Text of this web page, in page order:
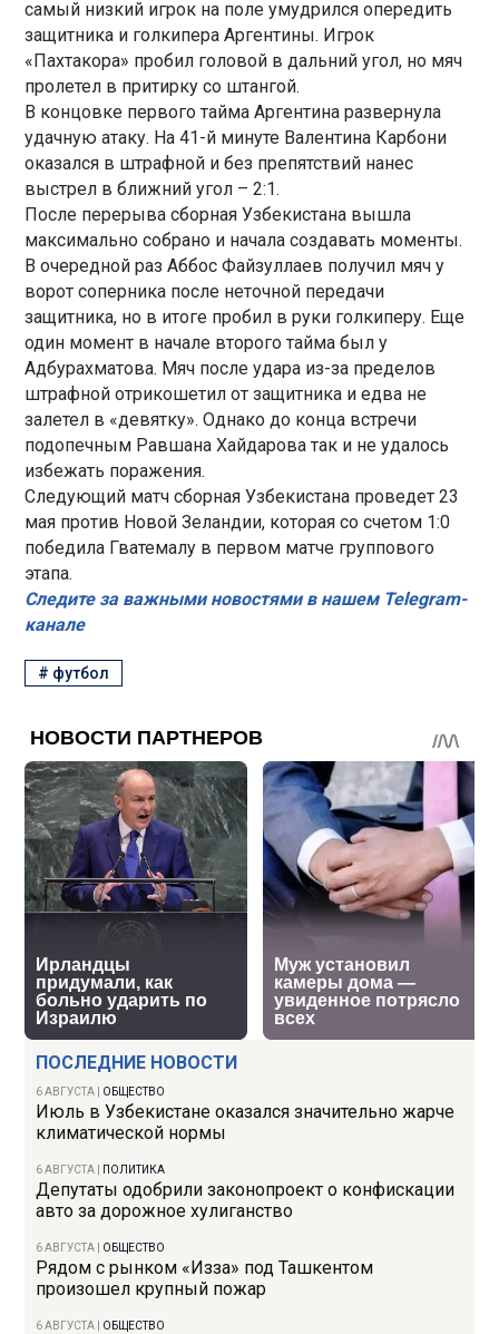
ПОСЛЕДНИЕ НОВОСТИ
6 АВГУСТА ОБЩЕСТВО
Июль в Узбекистане оказался значительно жарче
климатической нормы
6 АВГУСТА ПОЛИТИКА
Депутаты одобрили законопроект о конфискации
авто за дорожное хулиганство
6 АВГУСТА ОБЩЕСТВО
Рядом с рынком «Изза» под Ташкентом
произошел крупный пожар
6 АВГУСТА ОБЩЕСТВО
самый низкий игрок на поле умудрился опередить
защитника и голкипера Аргентины. Игрок
«Пахтакора» пробил головой в дальний угол, но мяч
пролетел в притирку со штангой.
В концовке первого тайма Аргентина развернула
удачную атаку. На 41-й минуте Валентина Карбони
оказался в штрафной и без препятствий нанес
выстрел в ближний угол – 2:1.
После перерыва сборная Узбекистана вышла
максимально собрано и начала создавать моменты.
В очередной раз Аббос Файзуллаев получил мяч у
ворот соперника после неточной передачи
защитника, но в итоге пробил в руки голкиперу. Еще
один момент в начале второго тайма был у
Адбурахматова. Мяч после удара из-за пределов
штрафной отрикошетил от защитника и едва не
залетел в «девятку». Однако до конца встречи
подопечным Равшана Хайдарова так и не удалось
избежать поражения.
Следующий матч сборная Узбекистана проведет 23
мая против Новой Зеландии, которая со счетом 1:0
победила Гватемалу в первом матче группового
этапа.
Следите за важными новостями в нашем Telegram-
канале
# футбол